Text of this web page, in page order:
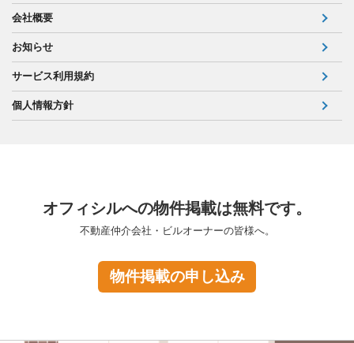
会社概要
お知らせ
サービス利用規約
個人情報方針
オフィシルへの物件掲載は無料です。
不動産仲介会社・ビルオーナーの皆様へ。
物件掲載の申し込み